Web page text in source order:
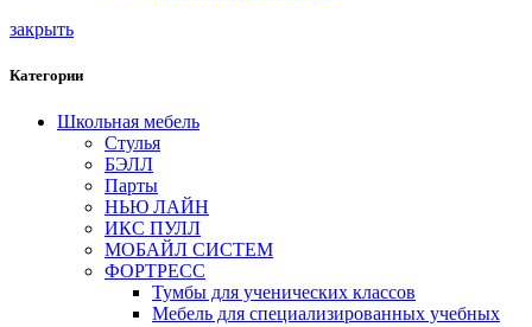
закрыть
Категории
Школьная мебель
Стулья
БЭЛЛ
Парты
НЬЮ ЛАЙН
ИКС ПУЛЛ
МОБАЙЛ СИСТЕМ
ФОРТРЕСС
Тумбы для ученических классов
Мебель для специализированных учебных